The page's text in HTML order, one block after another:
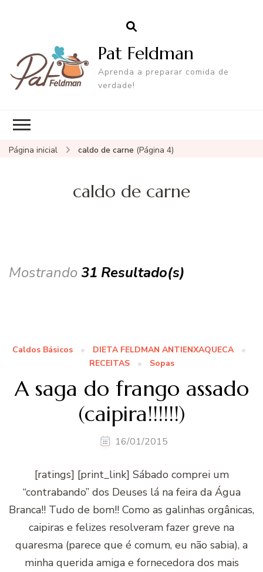
Pat Feldman
Aprenda a preparar comida de
verdade!
Página inicial caldo de carne (Página 4)
caldo de carne
Mostrando31 Resultado(s)
Caldos Básicos
DIETA FELDMAN ANTIENXAQUECA
RECEITAS
Sopas
A saga do frango assado
(caipira!!!!!!)
16/01/2015
[ratings] [print_link] Sábado comprei um
“contrabando” dos Deuses lá na feira da Água
Branca!! Tudo de bom!! Como as galinhas orgânicas,
caipiras e felizes resolveram fazer greve na
quaresma (parece que é comum, eu não sabia), a
minha querida amiga e fornecedora dos mais